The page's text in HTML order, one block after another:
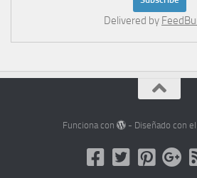
Delivered by
Funciona con - Diseñado con